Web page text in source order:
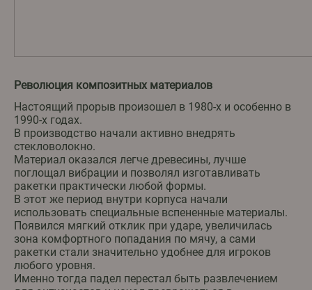
Революция композитных материалов
Настоящий прорыв произошел в 1980-х и особенно в
1990-х годах.
В производство начали активно внедрять
стекловолокно.
Материал оказался легче древесины, лучше
поглощал вибрации и позволял изготавливать
ракетки практически любой формы.
В этот же период внутри корпуса начали
использовать специальные вспененные материалы.
Появился мягкий отклик при ударе, увеличилась
зона комфортного попадания по мячу, а сами
ракетки стали значительно удобнее для игроков
любого уровня.
Именно тогда падел перестал быть развлечением